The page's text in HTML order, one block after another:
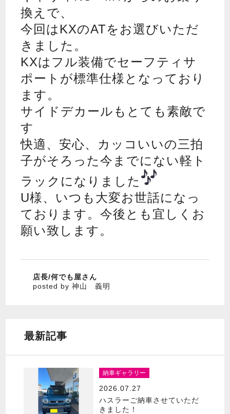
換えで、
今回はKXのATをお選びいただ
きました。
KXはフル装備でセーフティサ
ポートが標準仕様となっており
ます。
サイドデカールもとても素敵で
す
快適、安心、カッコいいの三拍
子がそろった今までにない軽ト
ラックになりました
U様、いつも大変お世話になっ
ております。今後とも宜しくお
願い致します。
店長/何でも屋さん
posted by 神山 義明
最新記事
納車ギャラリー
2026.07.27
ハスラーご納車させていただ
きました！